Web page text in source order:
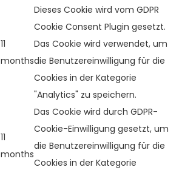
11
months
Dieses Cookie wird vom GDPR
Cookie Consent Plugin gesetzt.
Das Cookie wird verwendet, um
die Benutzereinwilligung für die
Cookies in der Kategorie
"Analytics" zu speichern.
11
months
Das Cookie wird durch GDPR-
Cookie-Einwilligung gesetzt, um
die Benutzereinwilligung für die
Cookies in der Kategorie